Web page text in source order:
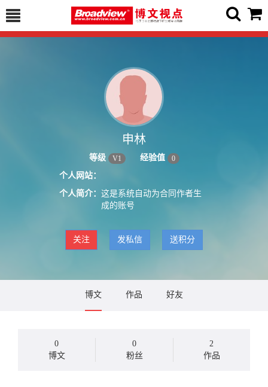
申林
等级 V1 经验值 0
个人网站：
个人简介： 这是系统自动为合同作者生
成的账号
关注 发私信 送积分
博文 作品 好友
0
博文
0
粉丝
2
作品